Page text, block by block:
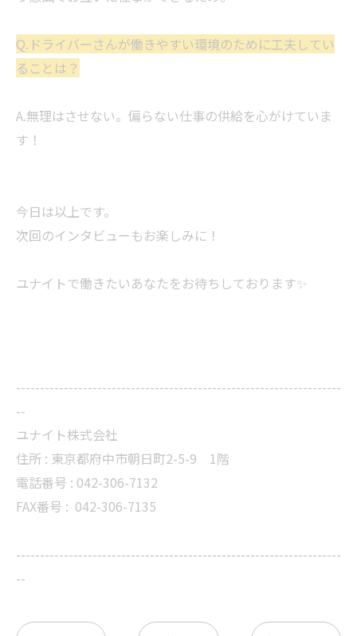
Q.ドライバーさんが働きやすい環境のために工夫してい
ることは？
A.無理はさせない。偏らない仕事の供給を心がけていま
す！
今日は以上です。
次回のインタビューもお楽しみに！
ユナイトで働きたいあなたをお待ちしております✨
--------------------------------------------------------------------
--
ユナイト株式会社
住所 : 東京都府中市朝日町2-5-9 1階
電話番号 : 042-306-7132
FAX番号 : 042-306-7135
--------------------------------------------------------------------
--